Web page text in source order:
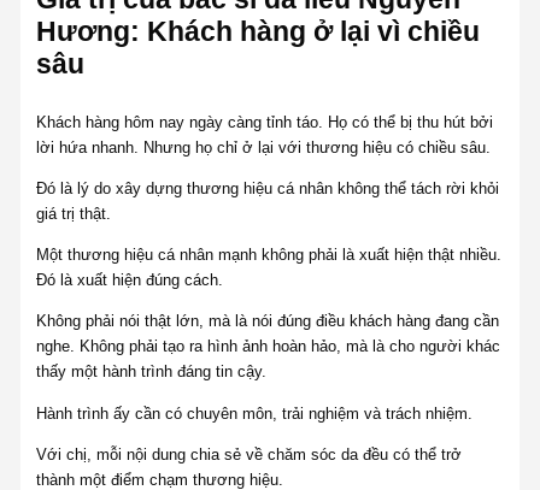
Hương: Khách hàng ở lại vì chiều
sâu
Khách hàng hôm nay ngày càng tỉnh táo. Họ có thể bị thu hút bởi
lời hứa nhanh. Nhưng họ chỉ ở lại với thương hiệu có chiều sâu.
Đó là lý do xây dựng thương hiệu cá nhân không thể tách rời khỏi
giá trị thật.
Một thương hiệu cá nhân mạnh không phải là xuất hiện thật nhiều.
Đó là xuất hiện đúng cách.
Không phải nói thật lớn, mà là nói đúng điều khách hàng đang cần
nghe. Không phải tạo ra hình ảnh hoàn hảo, mà là cho người khác
thấy một hành trình đáng tin cậy.
Hành trình ấy cần có chuyên môn, trải nghiệm và trách nhiệm.
Với chị, mỗi nội dung chia sẻ về chăm sóc da đều có thể trở
thành một điểm chạm thương hiệu.